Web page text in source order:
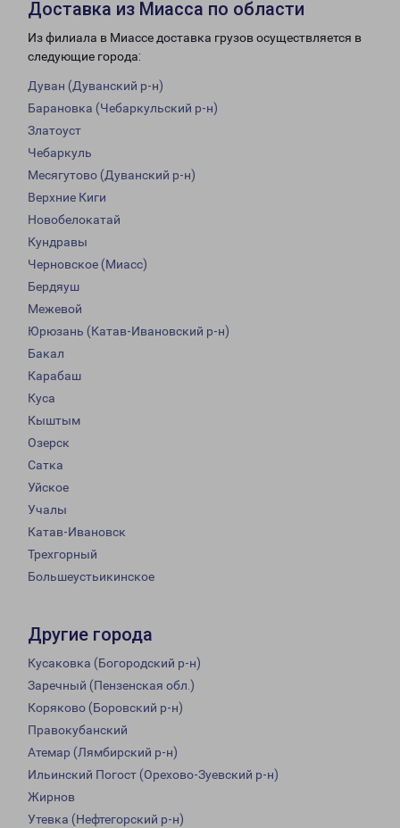
Доставка из Миасса по области
Из филиала в Миассе доставка грузов осуществляется в
следующие города:
Дуван (Дуванский р-н)
Барановка (Чебаркульский р-н)
Златоуст
Чебаркуль
Месягутово (Дуванский р-н)
Верхние Киги
Новобелокатай
Кундравы
Черновское (Миасс)
Бердяуш
Межевой
Юрюзань (Катав-Ивановский р-н)
Бакал
Карабаш
Куса
Кыштым
Озерск
Сатка
Уйское
Учалы
Катав-Ивановск
Трехгорный
Большеустьикинское
Другие города
Кусаковка (Богородский р-н)
Заречный (Пензенская обл.)
Коряково (Боровский р-н)
Правокубанский
Атемар (Лямбирский р-н)
Ильинский Погост (Орехово-Зуевский р-н)
Жирнов
Утевка (Нефтегорский р-н)